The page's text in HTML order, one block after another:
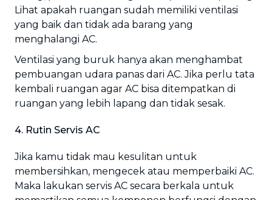
Lihat apakah ruangan sudah memiliki ventilasi
yang baik dan tidak ada barang yang
menghalangi AC.
Ventilasi yang buruk hanya akan menghambat
pembuangan udara panas dari AC. Jika perlu tata
kembali ruangan agar AC bisa ditempatkan di
ruangan yang lebih lapang dan tidak sesak.
4. Rutin Servis AC
Jika kamu tidak mau kesulitan untuk
membersihkan, mengecek atau memperbaiki AC.
Maka lakukan servis AC secara berkala untuk